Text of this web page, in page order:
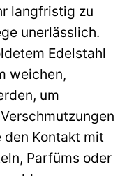
langfristig zu
unerlässlich.
Edelstahl
weichen,
um
den Kontakt mit
Parfüms oder